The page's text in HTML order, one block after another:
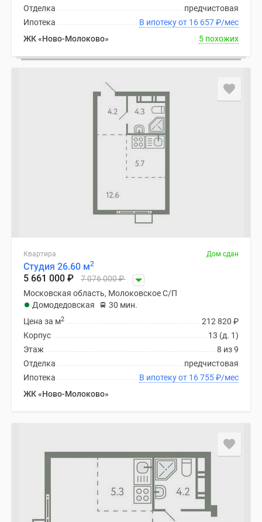
Покупателю
Экспертиза
новостроек
ипотека
#рассрочка
ипотека
скидками
предчистовая
Отделка
В ипотеку от 16 657₽/мес
Ипотека
ЖК «Ново-Молоково»
5 похожих
Квартира Дом сдан
Студия 26.60 м2
5 661 000 ₽ 7 076 000₽
Московская область, Молоковское С/П
Домодедовская
30 мин.
212 820 ₽
Цена за м2
13 (д. 1)
Корпус
8 из 9
Этаж
предчистовая
Отделка
В ипотеку от 16 755₽/мес
Ипотека
ЖК «Ново-Молоково»